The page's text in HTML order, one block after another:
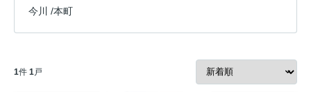
今川 /本町
1件 1 戸